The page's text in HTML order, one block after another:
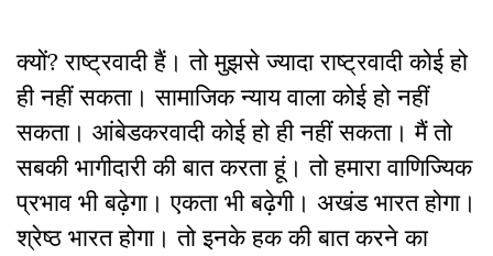
क्यों? राष्ट्रवादी हैं। तो मुझसे ज्यादा राष्ट्रवादी कोई हो
ही नहीं सकता। सामाजिक न्याय वाला कोई हो नहीं
सकता। आंबेडकरवादी कोई हो ही नहीं सकता। मैं तो
सबकी भागीदारी की बात करता हूं। तो हमारा वाणिज्यिक
प्रभाव भी बढ़ेगा। एकता भी बढ़ेगी। अखंड भारत होगा।
श्रेष्ठ भारत होगा। तो इनके हक की बात करने का